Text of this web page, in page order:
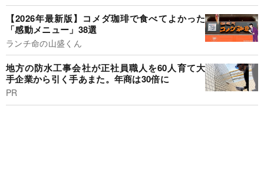
【2026年最新版】コメダ珈琲で食べてよかった
「感動メニュー」38選
ランチ命の山盛くん
地方の防水工事会社が正社員職人を60人育て大
手企業から引く手あまた。年商は30倍に
PR